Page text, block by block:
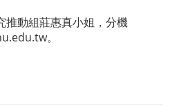
推動組莊惠真小姐，分機
。